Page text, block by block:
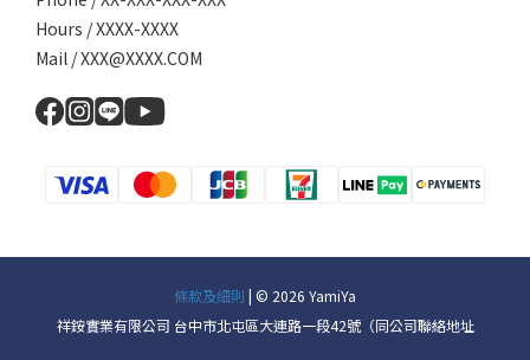
Hours / XXXX-XXXX
Mail / XXX@XXXX.COM
條款及細則 | © 2026 YamiYa
祥銨實業有限公司 台中市北屯區大連路一段42號（同公司聯絡地址